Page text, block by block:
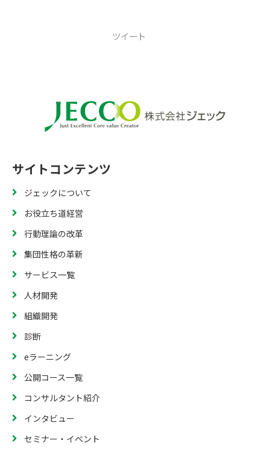
ツイート
サイトコンテンツ
ジェックについて
お役立ち道経営
行動理論の改革
集団性格の革新
サービス一覧
人材開発
組織開発
診断
eラーニング
公開コース一覧
コンサルタント紹介
インタビュー
セミナー・イベント